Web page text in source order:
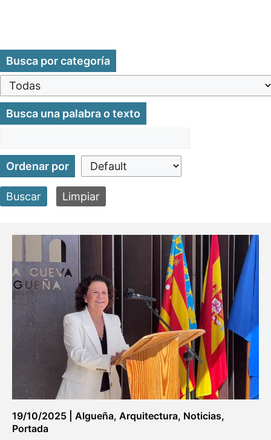
Busca por categoría
Busca una palabra o texto
Ordenar por
Buscar Limpiar
19/10/2025 Algueña, Arquitectura, Noticias,
Portada